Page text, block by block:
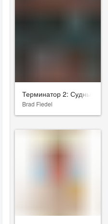
Терминатор 2: Судный день
Brad Fiedel